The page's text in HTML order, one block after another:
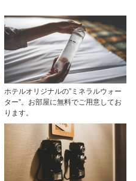
ホテルオリジナルの”ミネラルウォー
ター”。お部屋に無料でご用意してお
ります。